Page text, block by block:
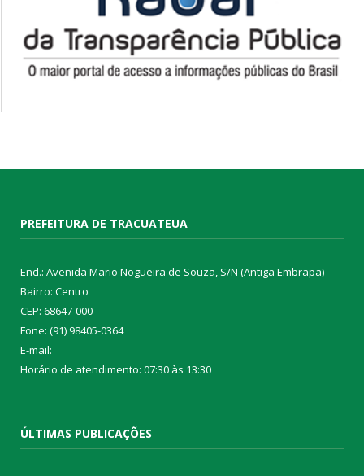
PREFEITURA DE TRACUATEUA
End.: Avenida Mario Nogueira de Souza, S/N (Antiga Embrapa)
Bairro: Centro
CEP: 68647-000
Fone: (91) 98405-0364
E-mail:
Horário de atendimento: 07:30 às 13:30
ÚLTIMAS PUBLICAÇÕES